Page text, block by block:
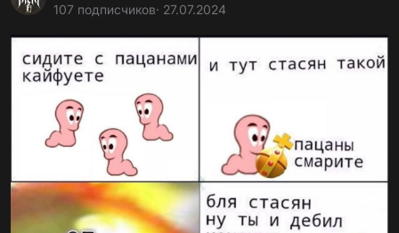
107 подписчиков· 27.07.2024